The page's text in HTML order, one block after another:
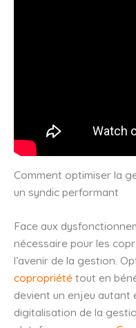
Comment optimiser la
un syndic performant
Face aux
nécessaire pour les
l’avenir de la gestion.
copropriété tout en
devient un enjeu autant
digitalisation de la